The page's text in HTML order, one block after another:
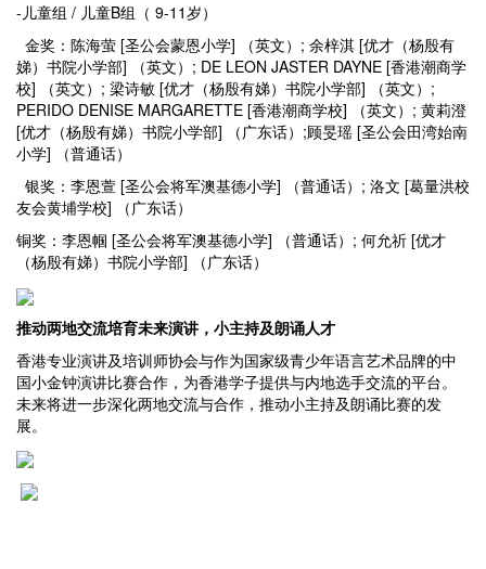
-儿童组 / 儿童B组（ 9-11岁）
金奖：陈海萤 [圣公会蒙恩小学] （英文）; 余梓淇 [优才（杨殷有
娣）书院小学部] （英文）; DE LEON JASTER DAYNE [香港潮商学
校] （英文）; 梁诗敏 [优才（杨殷有娣）书院小学部] （英文）;
PERIDO DENISE MARGARETTE [香港潮商学校] （英文）; 黄莉澄
[优才（杨殷有娣）书院小学部] （广东话）;顾旻瑶 [圣公会田湾始南
小学] （普通话）
银奖：李恩萱 [圣公会将军澳基德小学] （普通话）; 洛文 [葛量洪校
友会黄埔学校] （广东话）
铜奖：李恩帼 [圣公会将军澳基德小学] （普通话）; 何允祈 [优才
（杨殷有娣）书院小学部] （广东话）
推动两地交流培育未来演讲 ， 小主持及朗诵人才
香港专业演讲及培训师协会与作为国家级青少年语言艺术品牌的中
国小金钟演讲比赛合作，为香港学子提供与内地选手交流的平台。
未来将进一步深化两地交流与合作，推动小主持及朗诵比赛的发
展。